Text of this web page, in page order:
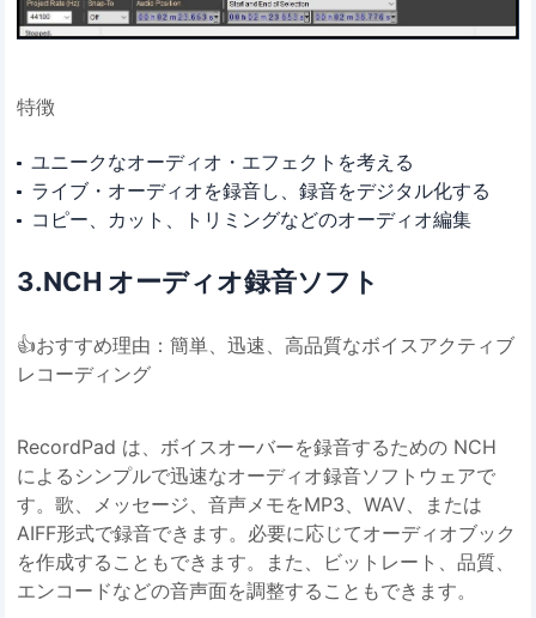
特徴
ユニークなオーディオ・エフェクトを考える
ライブ・オーディオを録音し、録音をデジタル化する
コピー、カット、トリミングなどのオーディオ編集
3.NCH オーディオ録音ソフト
👍おすすめ理由：簡単、迅速、高品質なボイスアクティブ
レコーディング
RecordPad は、ボイスオーバーを録音するための NCH
によるシンプルで迅速なオーディオ録音ソフトウェアで
す。歌、メッセージ、音声メモをMP3、WAV、または
AIFF形式で録音できます。必要に応じてオーディオブック
を作成することもできます。また、ビットレート、品質、
エンコードなどの音声面を調整することもできます。